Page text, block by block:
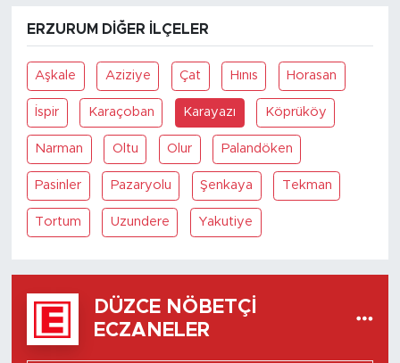
ERZURUM DIĞER İLÇELER
Aşkale Aziziye Çat Hınıs Horasan
İspir Karaçoban Karayazı Köprüköy
Narman Oltu Olur Palandöken
Pasinler Pazaryolu Şenkaya Tekman
Tortum Uzundere Yakutiye
DÜZCE NÖBETÇI
ECZANELER